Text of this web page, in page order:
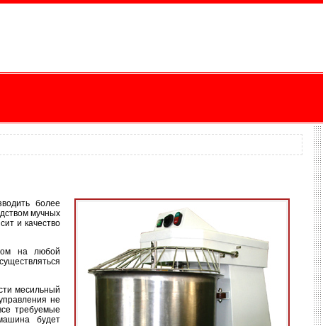
более
мучных
и качество
на любой
месильный
не
требуемые
будет